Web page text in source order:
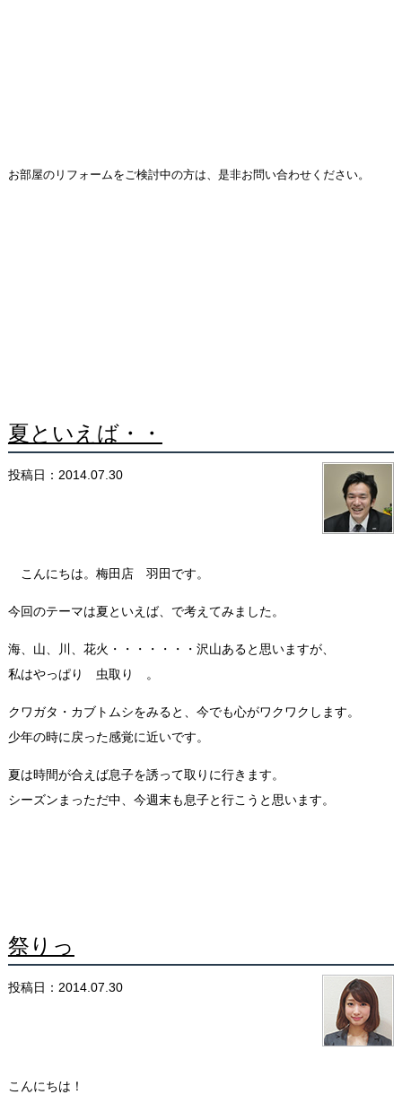
お部屋のリフォームをご検討中の方は、是非お問い合わせください。
夏といえば・・
投稿日：2014.07.30
こんにちは。梅田店 羽田です。
今回のテーマは夏といえば、で考えてみました。
海、山、川、花火・・・・・・・沢山あると思いますが、
私はやっぱり 虫取り 。
クワガタ・カブトムシをみると、今でも心がワクワクします。
少年の時に戻った感覚に近いです。
夏は時間が合えば息子を誘って取りに行きます。
シーズンまっただ中、今週末も息子と行こうと思います。
祭りっ
投稿日：2014.07.30
こんにちは！